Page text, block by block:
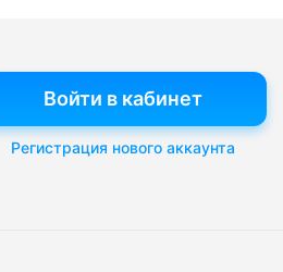
Войти в кабинет
Регистрация нового аккаунта